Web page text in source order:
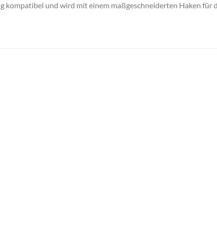
und wird mit einem maßgeschneiderten Haken für